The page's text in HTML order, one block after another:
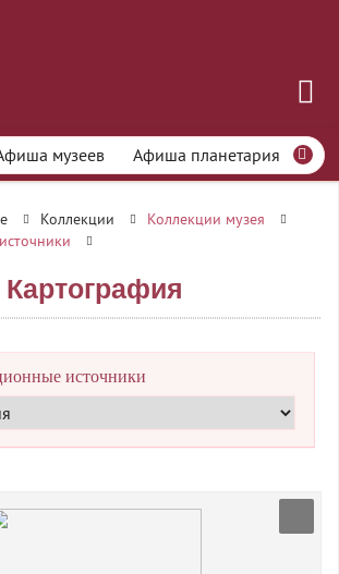
музеев Афиша планетария
Коллекции
Коллекции музея
Картография
источники